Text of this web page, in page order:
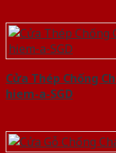
Cửa Thép Chống
hiem-a-SGD